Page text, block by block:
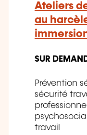
Ateliers
au
SUR
Prévention
sécurité
travail